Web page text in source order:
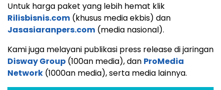
Untuk harga paket yang lebih hemat klik
Rilisbisnis.com (khusus media ekbis) dan
Jasasiaranpers.com (media nasional).
Kami juga melayani publikasi press release di jaringan
Disway Group (100an media), dan ProMedia
Network (1000an media), serta media lainnya.